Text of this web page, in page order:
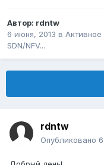
Автор: rdntw
6 июня, 2013 в Активное
SDN/NFV...
rdntw
Опубликовано